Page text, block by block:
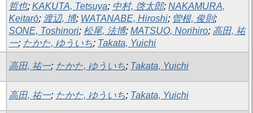
哲也; KAKUTA, Tetsuya; 中村, 啓太郎; NAKAMURA,
Keitarō; 渡辺, 博; WATANABE, Hiroshi; 曽根, 俊則;
SONE, Toshinori; 松尾, 法博; MATSUO, Norihiro; 高田, 祐
一; たかた, ゆういち; Takata, Yuichi
高田, 祐一; たかた, ゆういち; Takata, Yuichi
高田, 祐一; たかた, ゆういち; Takata, Yuichi